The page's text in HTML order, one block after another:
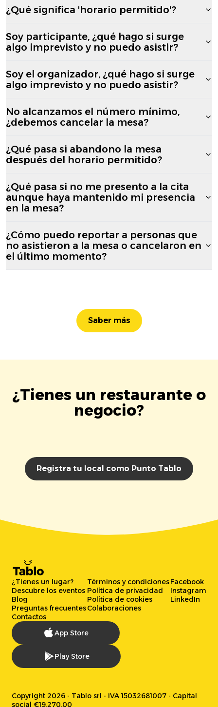
¿Qué significa 'horario permitido'?
Soy participante, ¿qué hago si surge
algo imprevisto y no puedo asistir?
Soy el organizador, ¿qué hago si surge
algo imprevisto y no puedo asistir?
No alcanzamos el número mínimo,
¿debemos cancelar la mesa?
¿Qué pasa si abandono la mesa
después del horario permitido?
¿Qué pasa si no me presento a la cita
aunque haya mantenido mi presencia
en la mesa?
¿Cómo puedo reportar a personas que
no asistieron a la mesa o cancelaron en
el último momento?
Saber más
¿Tienes un restaurante o
negocio?
Registra tu local como Punto Tablo
¿Tienes un lugar?
Descubre los eventos
Blog
Preguntas frecuentes
Contactos
Términos y condiciones
Política de privacidad
Política de cookies
Colaboraciones
Facebook
Instagram
LinkedIn
App Store
Play Store
Copyright 2026 - Tablo srl - IVA 15032681007 - Capital
social €19.270,00